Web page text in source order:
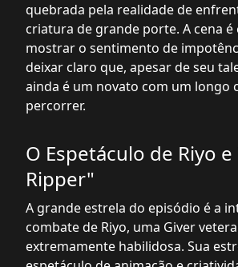
quebrada pela realidade de
criatura de grande porte. A cena é
mostrar o sentimento de
deixar claro que, apesar de seu
ainda é um novato com um longo
percorrer.
O Espetáculo de Riyo e
Ripper"
A grande estrela do episódio é a
combate de Riyo, uma Giver
extremamente habilidosa. Sua